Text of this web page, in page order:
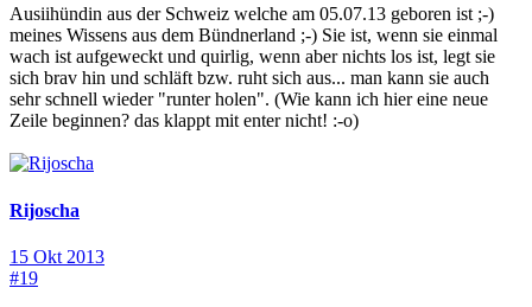
Ausiihündin aus der Schweiz welche am 05.07.13 geboren ist ;-)
meines Wissens aus dem Bündnerland ;-) Sie ist, wenn sie einmal
wach ist aufgeweckt und quirlig, wenn aber nichts los ist, legt sie
sich brav hin und schläft bzw. ruht sich aus... man kann sie auch
sehr schnell wieder "runter holen". (Wie kann ich hier eine neue
Zeile beginnen? das klappt mit enter nicht! :-o)
Rijoscha
15 Okt 2013
#19